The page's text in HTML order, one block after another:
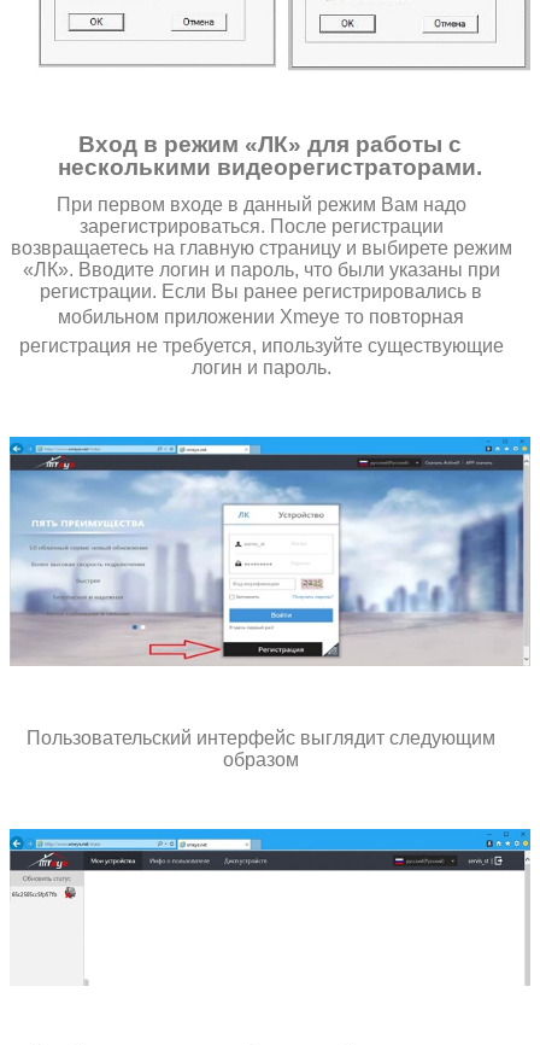
Вход в режим «ЛК» для работы с
несколькими видеорегистраторами.
При первом входе в данный режим Вам надо
зарегистрироваться. После регистрации
возвращаетесь на главную страницу и выбирете режим
«ЛК». Вводите логин и пароль, что были указаны при
регистрации. Если Вы ранее регистрировались в
мобильном приложении Xmeye то повторная
регистрация не требуется, ипользуйте существующие
логин и пароль.
Пользовательский интерфейс выглядит следующим
образом